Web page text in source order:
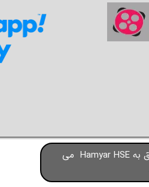
تمام حقوق این سایت متعلق به Hamyar HSE می